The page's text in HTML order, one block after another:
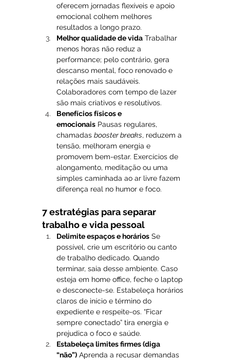
oferecem jornadas flexíveis e apoio
emocional colhem melhores
resultados a longo prazo.
Melhor qualidade de vida Trabalhar
menos horas não reduz a
performance; pelo contrário, gera
descanso mental, foco renovado e
relações mais saudáveis.
Colaboradores com tempo de lazer
são mais criativos e resolutivos.
Benefícios físicos e
emocionais Pausas regulares,
chamadas booster breaks, reduzem a
tensão, melhoram energia e
promovem bem-estar. Exercícios de
alongamento, meditação ou uma
simples caminhada ao ar livre fazem
diferença real no humor e foco.
7 estratégias para separar
trabalho e vida pessoal
Delimite espaços e horários Se
possível, crie um escritório ou canto
de trabalho dedicado. Quando
terminar, saia desse ambiente. Caso
esteja em home office, feche o laptop
e desconecte-se. Estabeleça horários
claros de início e término do
expediente e respeite-os. “Ficar
sempre conectado” tira energia e
prejudica o foco e saúde.
Estabeleça limites firmes (diga
“não”) Aprenda a recusar demandas